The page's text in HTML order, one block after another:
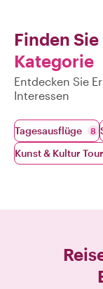
Finden
Kategorie
Entdecken Sie
Interessen
Tagesausflüge 8
Kunst & Kultur